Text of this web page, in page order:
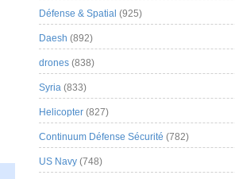
Défense & Spatial (925)
Daesh (892)
drones (838)
Syria (833)
Helicopter (827)
Continuum Défense Sécurité (782)
US Navy (748)